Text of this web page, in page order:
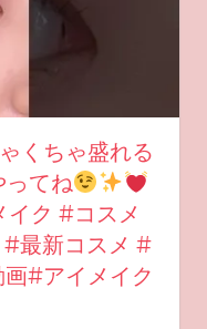
くちゃ盛れる
ってね
ク #コスメ
最新コスメ #
#アイメイク